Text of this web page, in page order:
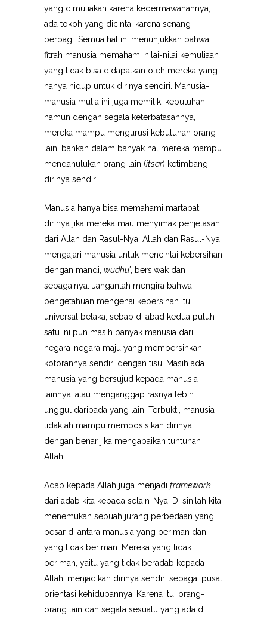
yang dimuliakan karena kedermawanannya,
ada tokoh yang dicintai karena senang
berbagi. Semua hal ini menunjukkan bahwa
fitrah manusia memahami nilai-nilai kemuliaan
yang tidak bisa didapatkan oleh mereka yang
hanya hidup untuk dirinya sendiri. Manusia-
manusia mulia ini juga memiliki kebutuhan,
namun dengan segala keterbatasannya,
mereka mampu mengurusi kebutuhan orang
lain, bahkan dalam banyak hal mereka mampu
mendahulukan orang lain (itsar) ketimbang
dirinya sendiri.
Manusia hanya bisa memahami martabat
dirinya jika mereka mau menyimak penjelasan
dari Allah dan Rasul-Nya. Allah dan Rasul-Nya
mengajari manusia untuk mencintai kebersihan
dengan mandi, wudhu’ , bersiwak dan
sebagainya. Janganlah mengira bahwa
pengetahuan mengenai kebersihan itu
universal belaka, sebab di abad kedua puluh
satu ini pun masih banyak manusia dari
negara-negara maju yang membersihkan
kotorannya sendiri dengan tisu. Masih ada
manusia yang bersujud kepada manusia
lainnya, atau menganggap rasnya lebih
unggul daripada yang lain. Terbukti, manusia
tidaklah mampu memposisikan dirinya
dengan benar jika mengabaikan tuntunan
Allah.
Adab kepada Allah juga menjadi framework
dari adab kita kepada selain-Nya. Di sinilah kita
menemukan sebuah jurang perbedaan yang
besar di antara manusia yang beriman dan
yang tidak beriman. Mereka yang tidak
beriman, yaitu yang tidak beradab kepada
Allah, menjadikan dirinya sendiri sebagai pusat
orientasi kehidupannya. Karena itu, orang-
orang lain dan segala sesuatu yang ada di